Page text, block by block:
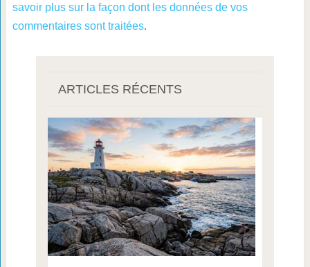
savoir plus sur la façon dont les données de vos
commentaires sont traitées.
ARTICLES RÉCENTS